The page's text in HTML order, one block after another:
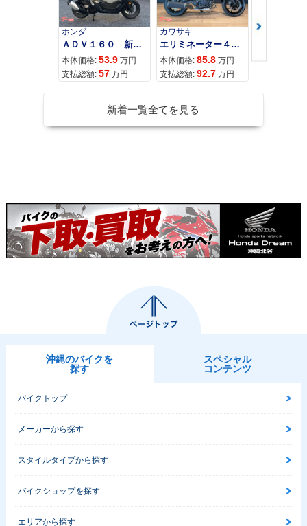
ホンダ
ＡＤＶ１６０ 新車 ２０２６年最新モデル パールスモーキーグレー スマートキー ２９Ｌメットイン ＵＳＢ Ｔｙｐｅ−Ｃ装備
本体価格: 53.9 万円
支払総額: 57 万円
カワサキ
エリミネーター４００
本体価格: 85.8 万円
支払総額: 92.7 万円
カワサキ
本体価格:
新着一覧全てを見る
沖縄のバイクを
探す
スペシャル
コンテンツ
バイクトップ
メーカーから探す
スタイルタイプから探す
バイクショップを探す
エリアから探す